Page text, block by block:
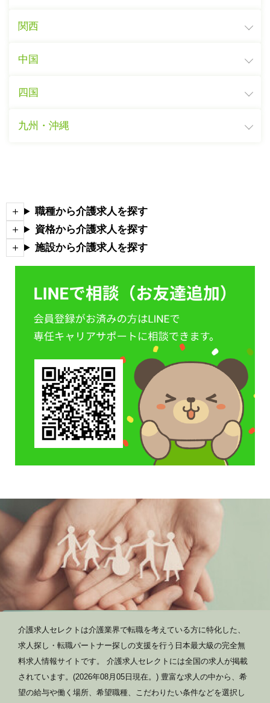
関西
中国
四国
九州・沖縄
職種から介護求人を探す
資格から介護求人を探す
施設から介護求人を探す
介護求人セレクトは介護業界で転職を考えている方に特化した、
求人探し・転職パートナー探しの支援を行う日本最大級の完全無
料求人情報サイトです。 介護求人セレクトには全国の求人が掲載
されています。(2026年08月05日現在。) 豊富な求人の中から、希
望の給与や働く場所、希望職種、こだわりたい条件などを選択し